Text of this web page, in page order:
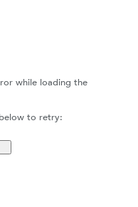
while loading the
to retry: